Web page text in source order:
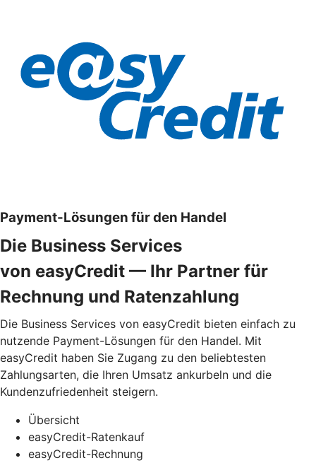
Payment-Lösungen für den Handel
Die Business Services
von easyCredit — Ihr Partner für
Rechnung und Ratenzahlung
Die Business Services von easyCredit bieten einfach zu
nutzende Payment-Lösungen für den Handel. Mit
easyCredit haben Sie Zugang zu den beliebtesten
Zahlungsarten, die Ihren Umsatz ankurbeln und die
Kundenzufriedenheit steigern.
Übersicht
easyCredit-Ratenkauf
easyCredit-Rechnung